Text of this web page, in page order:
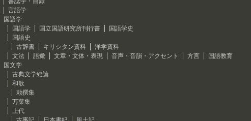
言語学
国語学
国語学
国立国語研究所刊行書
国語学史
国語史
古辞書
キリシタン資料
洋学資料
文法
語彙 文章・文体・表現 音声・音韻・アクセント 方言
国語教育
国文学
古典文学総論
和歌
勅撰集
万葉集
上代